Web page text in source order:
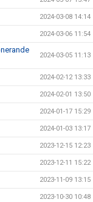
2024-03-08 14:14
2024-03-06 11:54
2024-03-05 11:13
2024-02-12 13:33
2024-02-01 13:50
2024-01-17 15:29
2024-01-03 13:17
2023-12-15 12:23
2023-12-11 15:22
2023-11-09 13:15
2023-10-30 10:48